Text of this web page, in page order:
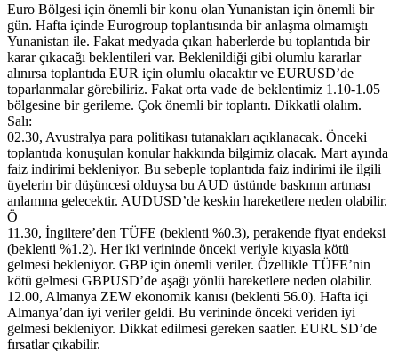
Euro Bölgesi için önemli bir konu olan Yunanistan için önemli bir
gün. Hafta içinde Eurogroup toplantısında bir anlaşma olmamıştı
Yunanistan ile. Fakat medyada çıkan haberlerde bu toplantıda bir
karar çıkacağı beklentileri var. Beklenildiği gibi olumlu kararlar
alınırsa toplantıda EUR için olumlu olacaktır ve EURUSD’de
toparlanmalar görebiliriz. Fakat orta vade de beklentimiz 1.10-1.05
bölgesine bir gerileme. Çok önemli bir toplantı. Dikkatli olalım.
Salı:
02.30, Avustralya para politikası tutanakları açıklanacak. Önceki
toplantıda konuşulan konular hakkında bilgimiz olacak. Mart ayında
faiz indirimi bekleniyor. Bu sebeple toplantıda faiz indirimi ile ilgili
üyelerin bir düşüncesi olduysa bu AUD üstünde baskının artması
anlamına gelecektir. AUDUSD’de keskin hareketlere neden olabilir.
Ö
11.30, İngiltere’den TÜFE (beklenti %0.3), perakende fiyat endeksi
(beklenti %1.2). Her iki verininde önceki veriyle kıyasla kötü
gelmesi bekleniyor. GBP için önemli veriler. Özellikle TÜFE’nin
kötü gelmesi GBPUSD’de aşağı yönlü hareketlere neden olabilir.
12.00, Almanya ZEW ekonomik kanısı (beklenti 56.0). Hafta içi
Almanya’dan iyi veriler geldi. Bu verininde önceki veriden iyi
gelmesi bekleniyor. Dikkat edilmesi gereken saatler. EURUSD’de
fırsatlar çıkabilir.